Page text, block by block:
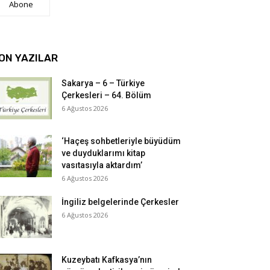
Abone
YAZILAR
Sakarya – 6 – Türkiye
Çerkesleri – 64. Bölüm
6 Ağustos 2026
‘Haçeş sohbetleriyle büyüdüm
ve duyduklarımı kitap
vasıtasıyla aktardım’
6 Ağustos 2026
İngiliz belgelerinde Çerkesler
6 Ağustos 2026
Kuzeybatı Kafkasya’nın